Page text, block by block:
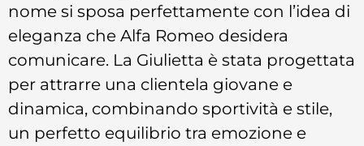
nome si sposa perfettamente con l’idea di
eleganza che Alfa Romeo desidera
comunicare. La Giulietta è stata progettata
per attrarre una clientela giovane e
dinamica, combinando sportività e stile,
un perfetto equilibrio tra emozione e